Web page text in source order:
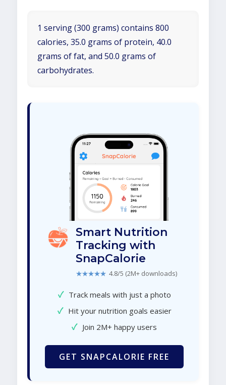
1 serving (300 grams) contains 800
calories, 35.0 grams of protein, 40.0
grams of fat, and 50.0 grams of
carbohydrates.
Smart Nutrition
Tracking with
SnapCalorie
★★★★★ 4.8/5 (2M+ downloads)
✓ Track meals with just a photo
✓ Hit your nutrition goals easier
✓ Join 2M+ happy users
GET SNAPCALORIE FREE